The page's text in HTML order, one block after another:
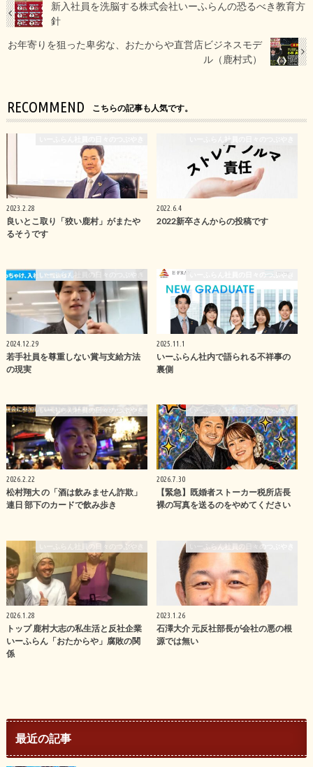
新入社員を洗脳する株式会社いーふらんの恐るべき教育方
針
お年寄りを狙った卑劣な、おたからや直営店ビジネスモデ
ル（鹿村式）
RECOMMEND こちらの記事も人気です。
2023.2.28
良いとこ取り「狡い鹿村」がまたや
るそうです
いーふらん社員の日々のつぶやき
2022.6.4
2022新卒さんからの投稿です
いーふらん社員の日々のつぶやき
2024.12.29
若手社員を尊重しない賞与支給方法
の現実
いーふらん社員の日々のつぶやき
2025.11.1
いーふらん社内で語られる不祥事の
裏側
いーふらん社員の日々のつぶやき
2026.2.22
松村翔大 の「酒は飲みません詐欺」
連日 部下のカードで飲み歩き
いーふらん社員の日々のつぶやき
2026.7.30
【緊急】既婚者ストーカー税所店長
裸の写真を送るのをやめてください
2026.1.28
トップ 鹿村大志の私生活と反社企業
いーふらん「おたからや」腐敗の関
係
いーふらん社員の日々のつぶやき
2023.1.26
石澤大介 元反社部長が会社の悪の根
源では無い
最近の記事